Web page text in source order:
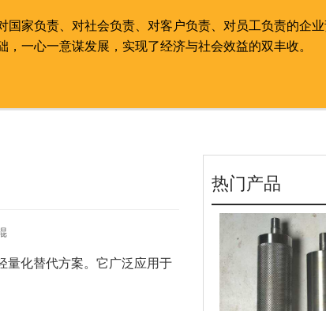
国家负责、对社会负责、对客户负责、对员工负责的企
，一心一意谋发展，实现了经济与社会效益的双丰收。
量化替代方案。它广泛应用于
热门产品